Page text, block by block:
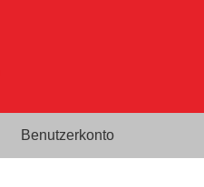
Benutzerkonto